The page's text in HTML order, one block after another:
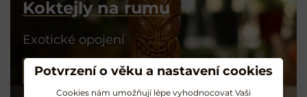
Koktejly na rumu
Exotické opojení
NAMÍCHAT KOKTEJL
Potvrzení o věku a nastavení cookies
Cookies nám umožňují lépe vyhodnocovat Vaši